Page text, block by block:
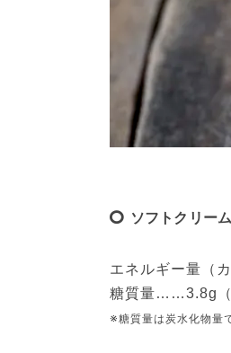
ソフトクリー
エネルギー量（
糖質量……3.8g（
※糖質量は炭水化物量